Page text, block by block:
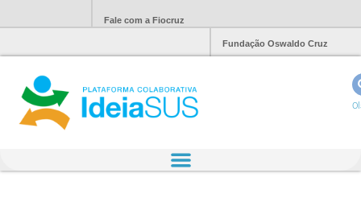
Fale com a Fiocruz
Fundação Oswaldo Cruz